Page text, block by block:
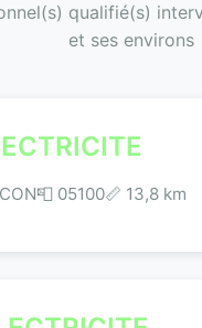
qualifié(s)
et ses environs
📮 05100📏 13,8 km